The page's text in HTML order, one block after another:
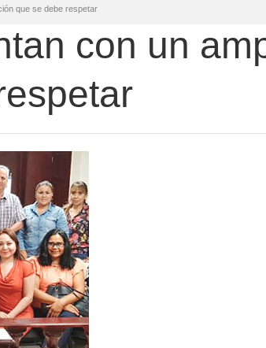
que se debe respetar
con un